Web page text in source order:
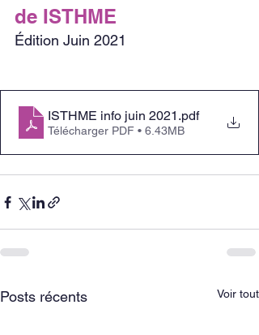
de ISTHME
Édition Juin 2021
ISTHME info juin 2021 .pdf
Télécharger PDF • 6.43MB
Posts récents Voir tout